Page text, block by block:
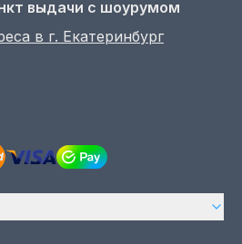
выдачи с шоурумом
в г. Екатеринбург